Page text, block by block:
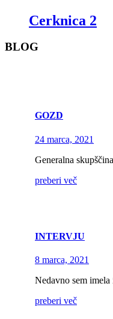
Cerknica 2
BLOG
GOZD
24 marca, 2021
Generalna
preberi več
INTERVJU
8 marca, 2021
Nedavno sem
preberi več